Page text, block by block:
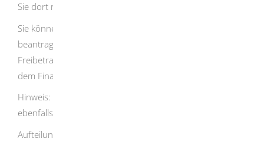
Sie dort registriert sind.
Sie können einen Freibetrag für zwei Kalenderjahre
beantragen. Ändern sich die Verhältnisse für den
Freibetrag zu Ihren Ungunsten, sind Sie verpflichtet, das
dem Finanzamt umgehend mitzuteilen
Hinweis:
ebenfalls für zwei Jahre berücksichtigt werden
Aufteilung der Freibeträge